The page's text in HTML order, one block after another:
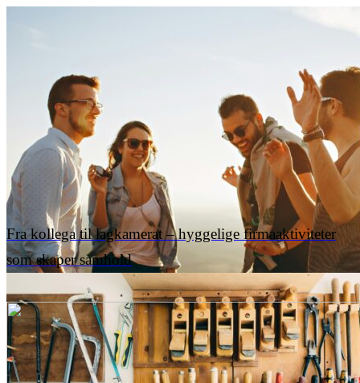
Fra kollega til lagkamerat – hyggelige firmaaktiviteter
som skaper samhold